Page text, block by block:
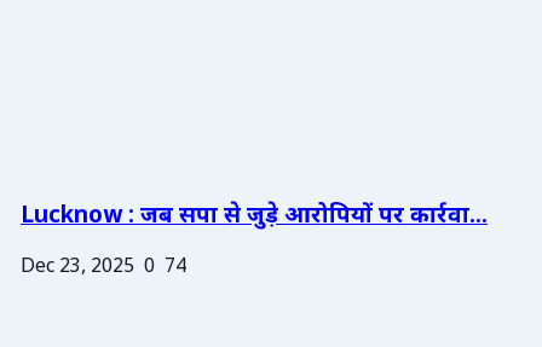
Lucknow : जब सपा से जुड़े आरोपियों पर कार्रवा...
Dec 23, 2025 0 74